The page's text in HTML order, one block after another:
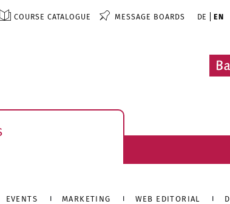
COURSE CATALOGUE MESSAGE BOARDS DE EN
EVENTS MARKETING WEB EDITORIAL